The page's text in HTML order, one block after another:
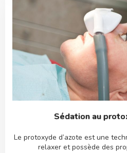
Sédation au
Le protoxyde d’azote est une
relaxer et possède des